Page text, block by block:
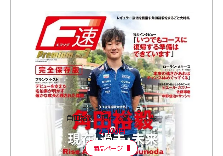
F速 Premium Vol.3
角田裕毅 現在・過去・未来
2,100円
商品ページ